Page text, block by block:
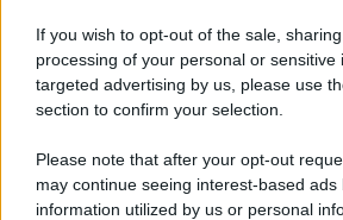
If you wish to opt-out of the sale,
processing of your personal or sensitive
targeted advertising by us, please use
section to confirm your selection.
Please note that after your opt-out
may continue seeing interest-based
information utilized by us or personal
© 2026 - Pianeta Design - P.IVA
Registrata Al Tribunale Di Nocera
ISCRIZIONE AL ROC N. 35792 –
(ASSOCIAZIONE NAZIONALE